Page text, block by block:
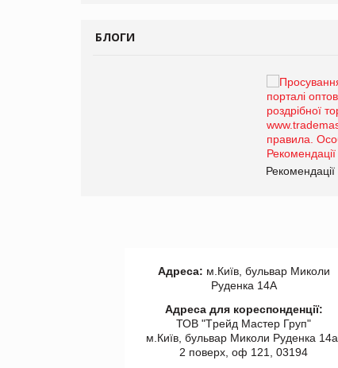
БЛОГИ
Рекомендації
Адреса: м.Київ, бульвар Миколи
Руденка 14А
Адреса для кореспонденції:
ТОВ "Tрейд Мастер Груп"
м.Київ, бульвар Миколи Руденка 14а,
2 поверх, оф 121, 03194